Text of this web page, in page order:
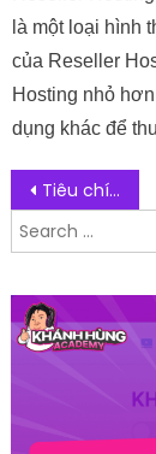
là một loại hình
của Reseller
Hosting nhỏ
dụng khác để
Post
Tiêu chí chọn mua máy tính bảng cho trẻ em học tiếng Anh
Search for: